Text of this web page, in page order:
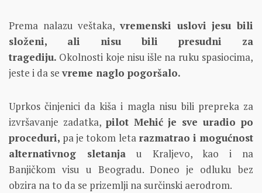
Prema nalazu veštaka, vremenski uslovi jesu bili
složeni, ali nisu bili presudni za
tragediju. Okolnosti koje nisu išle na ruku spasiocima,
jeste i da se vreme naglo pogoršalo.
Uprkos činjenici da kiša i magla nisu bili prepreka za
izvršavanje zadatka, pilot Mehić je sve uradio po
proceduri, pa je tokom leta razmatrao i mogućnost
alternativnog sletanjau Kraljevo, kao i na
Banjičkom visu u Beogradu. Doneo je odluku bez
obzira na to da se prizemlji na surčinski aerodrom.